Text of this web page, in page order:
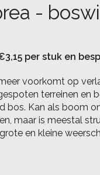
-
per stuk en
voorkomt op
terreinen en
bos. Kan als boom
maar is meestal
en kleine